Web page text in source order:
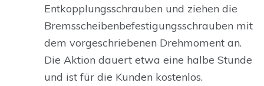
Entkopplungsschrauben und ziehen die
Bremsscheibenbefestigungsschrauben mit
dem vorgeschriebenen Drehmoment an.
Die Aktion dauert etwa eine halbe Stunde
und ist für die Kunden kostenlos.